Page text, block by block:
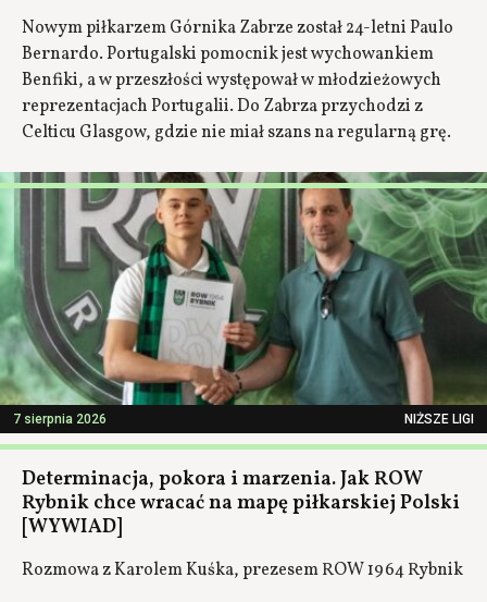
Nowym piłkarzem Górnika Zabrze został 24-letni Paulo
Bernardo. Portugalski pomocnik jest wychowankiem
Benfiki, a w przeszłości występował w młodzieżowych
reprezentacjach Portugalii. Do Zabrza przychodzi z
Celticu Glasgow, gdzie nie miał szans na regularną grę.
7 sierpnia 2026 NIŻSZE LIGI
Determinacja, pokora i marzenia. Jak ROW
Rybnik chce wracać na mapę piłkarskiej Polski
[WYWIAD]
Rozmowa z Karolem Kuśka, prezesem ROW 1964 Rybnik